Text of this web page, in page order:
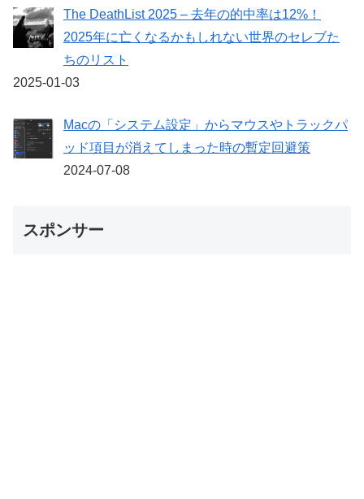
The DeathList 2025 – 去年の的中率は12%！
2025年に亡くなるかもしれない世界のセレブた
ちのリスト
2025-01-03
Macの「システム設定」からマウスやトラックパ
ッド項目が消えてしまった時の暫定回避策
2024-07-08
スポンサー